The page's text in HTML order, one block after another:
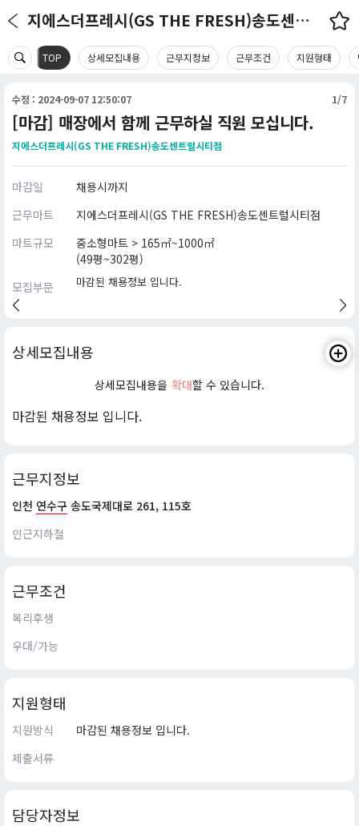
지에스더프레시(GS THE FRESH)송도센트럴시티점 채용정보
TOP 상세모집내용 근무지정보 근무조건 지원형태
수정 : 2024-09-07 12:50:07 1/7
[마감] 매장에서 함께 근무하실 직원 모십니다.
지에스더프레시(GS THE FRESH)송도센트럴시티점
마감일
채용시까지
근무마트
지에스더프레시(GS THE FRESH)송도센트럴시티점
마트규모
중소형마트 > 165㎡~1000㎡
(49평~302평)
모집부문
마감된 채용정보 입니다.
상세모집내용
상세모집내용을 확대할 수 있습니다.
마감된 채용정보 입니다.
근무지정보
인천 연수구 송도국제대로 261, 115호
인근지하철
근무조건
복리후생
우대/가능
지원형태
지원방식
마감된 채용정보 입니다.
제출서류
담당자정보